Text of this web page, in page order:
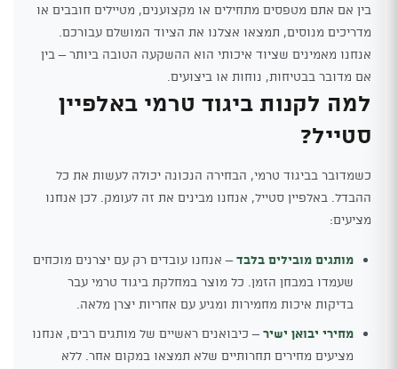
בין אם אתם מטפסים מתחילים או מקצוענים, מטיילים חובבים או
מדריכים מנוסים, תמצאו אצלנו את הציוד המושלם עבורכם.
אנחנו מאמינים שציוד איכותי הוא ההשקעה הטובה ביותר – בין
אם מדובר בבטיחות, נוחות או ביצועים.
למה לקנות ביגוד טרמי באלפיין
סטייל?
כשמדובר בביגוד טרמי, הבחירה הנכונה יכולה לעשות את כל
ההבדל. באלפיין סטייל, אנחנו מבינים את זה לעומק. לכן אנחנו
מציעים:
מותגים מובילים בלבד– אנחנו עובדים רק עם יצרנים מוכחים
שעמדו במבחן הזמן. כל מוצר במחלקת ביגוד טרמי עבר
בדיקות איכות מחמירות ומגיע עם אחריות יצרן מלאה.
מחירי יבואן ישיר– כיבואנים ראשיים של מותגים רבים, אנחנו
מציעים מחירים תחרותיים שלא תמצאו במקום אחר. ללא